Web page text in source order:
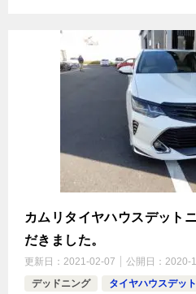
カムリタイヤハウスデット
だきました。
更新日： 2021-02-07 公開日： 2020-
デッドニング
タイヤハウスデッ